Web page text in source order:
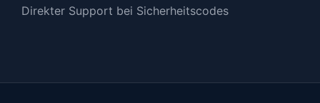
Direkter Support bei Sicherheitscodes